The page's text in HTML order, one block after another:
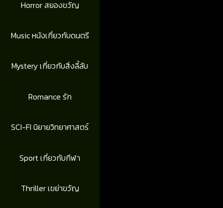
Horror สยองขวัญ
Music หนังเกี่ยวกับดนตรี
Mystery เกี่ยวกับสิ่งลี้ลับ
Romance รัก
SCI-FI นิยายวิทยาศาสตร์
Sport เกี่ยวกับกีฬา
Thriller เขย่าขวัญ